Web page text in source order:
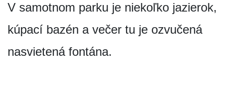
V samotnom parku je niekoľko jazierok,
kúpací bazén a večer tu je ozvučená
nasvietená fontána.